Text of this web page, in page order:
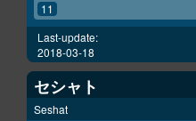
11
Last-update:
2018-03-18
セシャト
Seshat